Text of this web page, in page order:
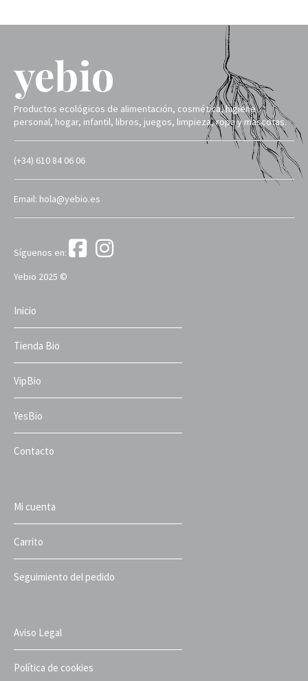
Productos ecológicos de alimentación, cosmética, higiene
personal, hogar, infantil, libros, juegos, limpieza, ropa y mascotas.
(+34) 610 84 06 06
Email: hola@yebio.es
Síguenos en:
Yebio 2025 ©
Inicio
Tienda Bio
VipBio
YesBio
Contacto
Mi cuenta
Carrito
Seguimiento del pedido
Aviso Legal
Política de cookies